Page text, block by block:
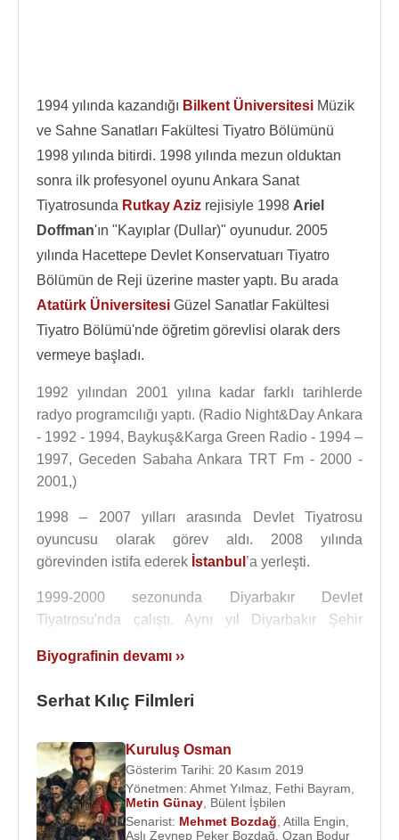
1994 yılında kazandığı Bilkent Üniversitesi Müzik
ve Sahne Sanatları Fakültesi Tiyatro Bölümünü
1998 yılında bitirdi. 1998 yılında mezun olduktan
sonra ilk profesyonel oyunu Ankara Sanat
Tiyatrosunda Rutkay Aziz rejisiyle 1998 Ariel
Doffman'ın "Kayıplar (Dullar)" oyunudur. 2005
yılında Hacettepe Devlet Konservatuarı Tiyatro
Bölümün de Reji üzerine master yaptı. Bu arada
Atatürk Üniversitesi Güzel Sanatlar Fakültesi
Tiyatro Bölümü'nde öğretim görevlisi olarak ders
vermeye başladı.
1992 yılından 2001 yılına kadar farklı tarihlerde
radyo programcılığı yaptı. (Radio Night&Day Ankara
- 1992 - 1994, Baykuş&Karga Green Radio - 1994 –
1997, Geceden Sabaha Ankara TRT Fm - 2000 -
2001,)
1998 – 2007 yılları arasında Devlet Tiyatrosu
oyuncusu olarak görev aldı. 2008 yılında
görevinden istifa ederek İstanbul ’a yerleşti.
1999-2000 sezonunda Diyarbakır Devlet
Tiyatrosu'nda çalıştı. Aynı yıl Diyarbakır Şehir
burada Barış Adası adlı oyunu yönetti.
2002 yılında tayin edildiği Erzurum Devlet
yılında Devlet Tiyatrolarındaki görevinden istifa
ederek çalışmalarına İstanbul'da devam etmeye
başladı. 2006 yılından itibaren de Erzurum Devlet
Tiyatrosundaki görevi devam ederken bir yandan
İstanbul’da da Tiyatro Dot, BKM gibi, tiyatrolarda,
Biyografinin devamı ››
Serhat Kılıç Filmleri
Kuruluş Osman
Gösterim Tarihi: 20 Kasım 2019
Yönetmen: Ahmet Yılmaz Fethi Bayram
Metin Günay Bülent İşbilen
Senarist: Mehmet Bozdağ Atilla Engin
Aslı Zeynep Peker Bozdağ Ozan Bodur